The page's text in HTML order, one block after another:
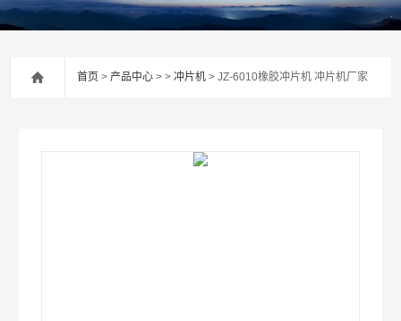
首页 >产品中心 > >冲片机 > JZ-6010橡胶冲片机 冲片机厂家